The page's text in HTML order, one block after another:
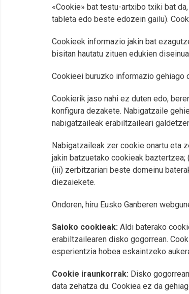
«Cookie» bat testu-artxibo txiki bat
tableta edo beste edozein gailu).
Cookieek informazio jakin bat
bisitan hautatu zituen edukien
Cookieei buruzko informazio gehiago
Cookierik jaso nahi ez duten edo,
konfigura dezakete. Nabigatzaile
nabigatzaileak erabiltzaileari
Nabigatzaileak zer cookie onartu eta
jakin batzuetako cookieak
(iii) zerbitzariari beste domeinu
diezaiekete.
Ondoren, hiru Eusko Ganberen
Saioko cookieak: Aldi baterako
erabiltzailearen disko gogorrean.
esperientzia hobea eskaintzeko
Cookie iraunkorrak: Disko
data zehatza du. Cookiea ez da